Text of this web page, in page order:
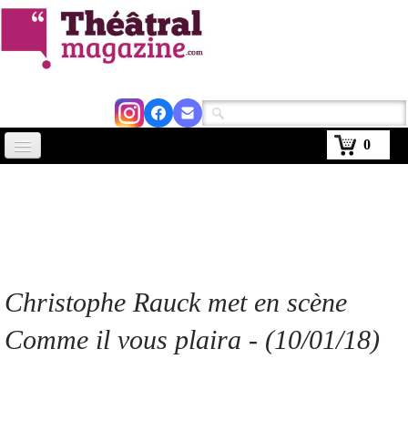
0
Christophe Rauck met en scène
Comme il vous plaira - (10/01/18)